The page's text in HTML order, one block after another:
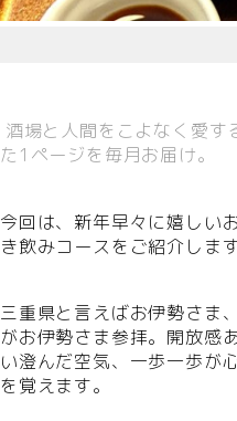
酒場と人間をこよなく愛
た1ページを毎月お届け。
今回は、新年早々に嬉しい
き飲みコースをご紹介します
三重県と言えばお伊勢さま
がお伊勢さま参拝。開放感
い澄んだ空気、一歩一歩が
を覚えます。